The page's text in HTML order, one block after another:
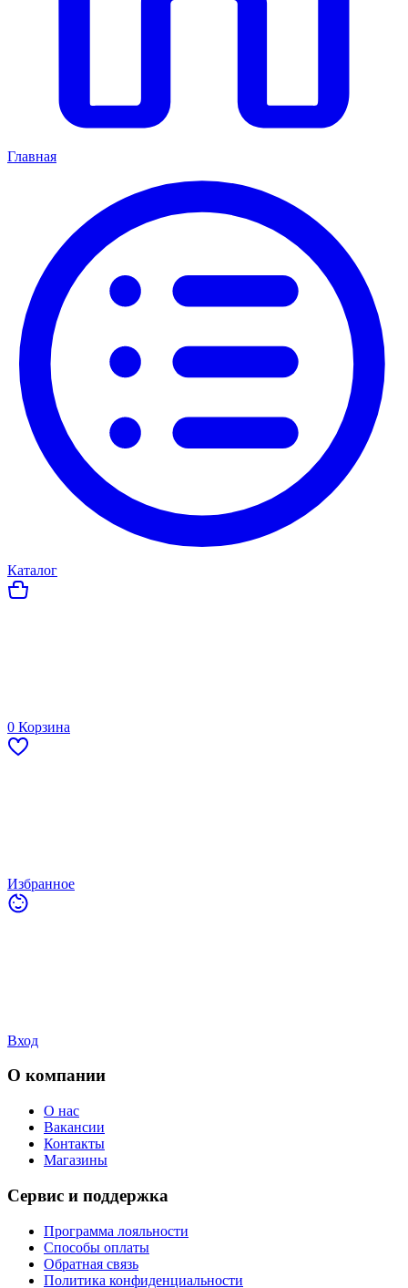
Главная
Каталог
0 Корзина
Избранное
Вход
О компании
О нас
Вакансии
Контакты
Магазины
Сервис и поддержка
Программа лояльности
Способы оплаты
Обратная связь
Политика конфиденциальности